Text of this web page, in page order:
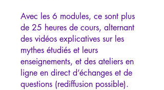
Avec les 6 modules, ce sont plus
de 25 heures de cours, alternant
des vidéos explicatives sur les
mythes étudiés et leurs
enseignements, et des ateliers en
ligne en direct d’échanges et de
questions (rediffusion possible).